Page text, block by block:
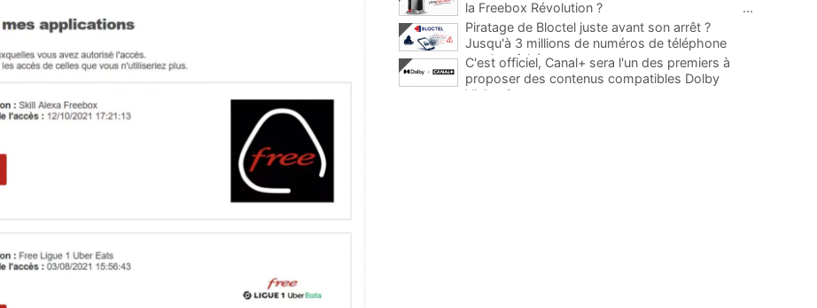
la Freebox Révolution ?
...
Piratage de Bloctel juste avant son arrêt ?
Jusqu'à 3 millions de numéros de téléphone
auraient fuité
C'est officiel, Canal+ sera l'un des premiers à
proposer des contenus compatibles Dolby
Vision 2